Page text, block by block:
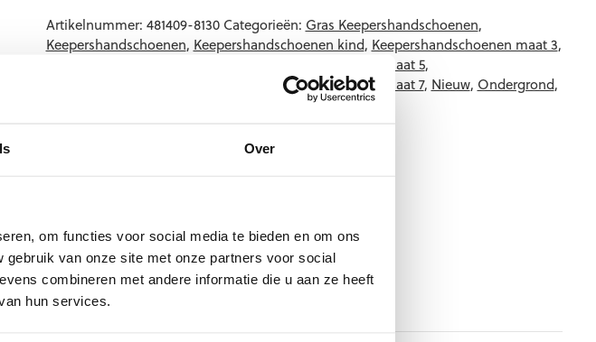
Over
om functies voor social media te bieden en om ons
van onze site met onze partners voor social
combineren met andere informatie die u aan ze heeft
hun services.
Artikelnummer: 481409-8130 Categorieën: Gras Keepershandschoenen,
Keepershandschoenen, Keepershandschoenen kind, Keepershandschoenen maat 3,
Keepershandschoenen maat 5,
Keepershandschoenen maat 7, Nieuw, Ondergrond,
Stanno Keepershandschoenen,Techniek